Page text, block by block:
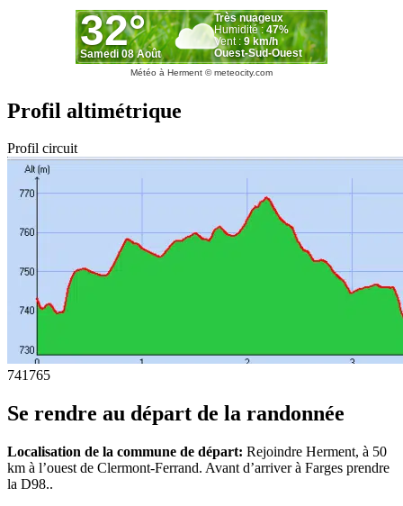
Météo à Herment © meteocity.com
Profil altimétrique
Profil circuit
741765
Se rendre au départ de la randonnée
Localisation de la commune de départ: Rejoindre Herment, à 50
km à l’ouest de Clermont-Ferrand. Avant d’arriver à Farges prendre
la D98..